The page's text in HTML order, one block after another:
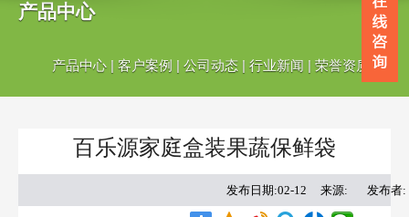
产品中心
产品中心 | 客户案例 | 公司动态 | 行业新闻 | 荣誉资质|
百乐源家庭盒装果蔬保鲜袋
发布日期:02-12 来源: 发布